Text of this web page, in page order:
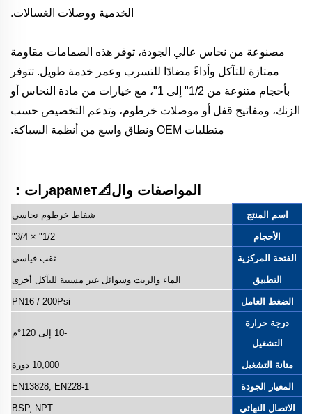
الخدمية ووصلات الغسالات.
مصنوعة من نحاس عالي الجودة، توفر هذه الصمامات مقاومة
ممتازة للتآكل وأداءً مضادًا للتسرب وعمر خدمة طويل. تتوفر
بأحجام متنوعة من 1/2" إلى 1"، مع خيارات من مادة النحاس أو
الزنك، ومفاتيح قفل أو موصلات خرطوم، وتدعم التخصيص حسب
متطلبات OEM ونطاق واسع من أنظمة السباكة.
المواصفات وال📐араметرات：
اسم المنتج شفاط خرطوم نحاسي
الأحجام 1/2" × 3/4"
الفتحة المركزية ثقب قياسي
التطبيق الماء والزيت وسوائل غير مسببة للتآكل أخرى
الضغط العامل PN16 / 200Psi
درجة حرارة
التشغيل
-10 إلى 120°م
متانة التشغيل 10,000 دورة
المعيار الجودة EN13828, EN228-1
الاتصال النهائي BSP, NPT